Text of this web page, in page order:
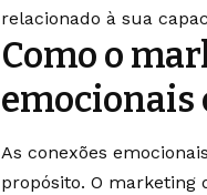
relacionado à sua
Como o
emocionais
As conexões
propósito. O marketing